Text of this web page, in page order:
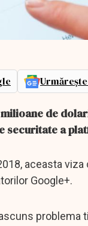
milioane de
securitate a
aceasta
Google+.